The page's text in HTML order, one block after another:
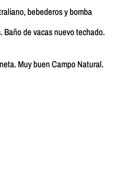
bebederos y bomba
Baño de vacas nuevo techado.
Muy buen Campo Natural.